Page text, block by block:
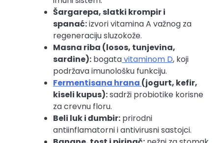
Šargarepa, slatki krompir i
spanać:izvori vitamina A važnog za
regeneraciju sluzokože.
Masna riba (losos, tunjevina,
sardine): bogatavitaminom D, koji
podržava imunološku funkciju.
Fermentisana hrana (jogurt, kefir,
kiseli kupus):sadrži probiotike korisne
za crevnu floru.
Beli luk i đumbir: prirodni
antiinflamatorni i antivirusni sastojci.